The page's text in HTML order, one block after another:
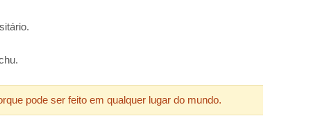
pode ser feito em qualquer lugar do mundo.